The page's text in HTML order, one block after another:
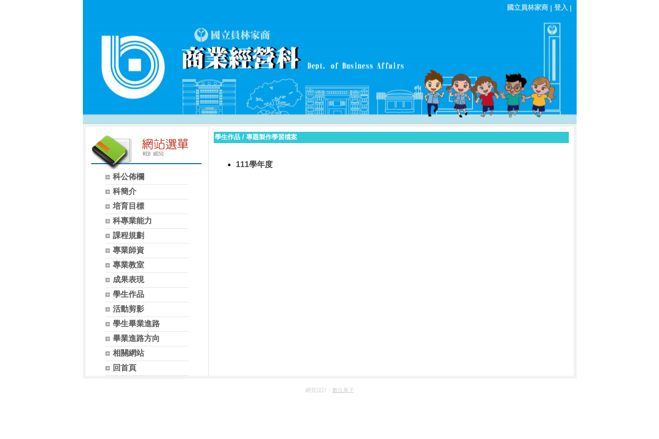
國立員林家商| 登入 |
科公佈欄
科簡介
培育目標
科專業能力
課程規劃
專業師資
專業教室
成果表現
學生作品
活動剪影
學生畢業進路
畢業進路方向
相關網站
回首頁
學生作品/ 專題製作學習檔案
111學年度
網頁設計： 數位果子